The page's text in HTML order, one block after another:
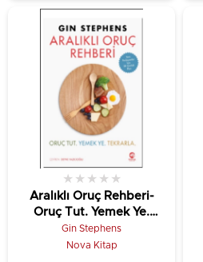
Aralıklı Oruç Rehberi-
Oruç Tut. Yemek Ye.
Tekrarla
★ ★ ★ ★ ★
Gin Stephens
Nova Kitap